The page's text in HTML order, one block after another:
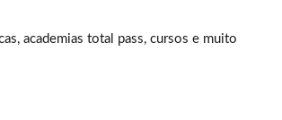
academias total pass, cursos e muito